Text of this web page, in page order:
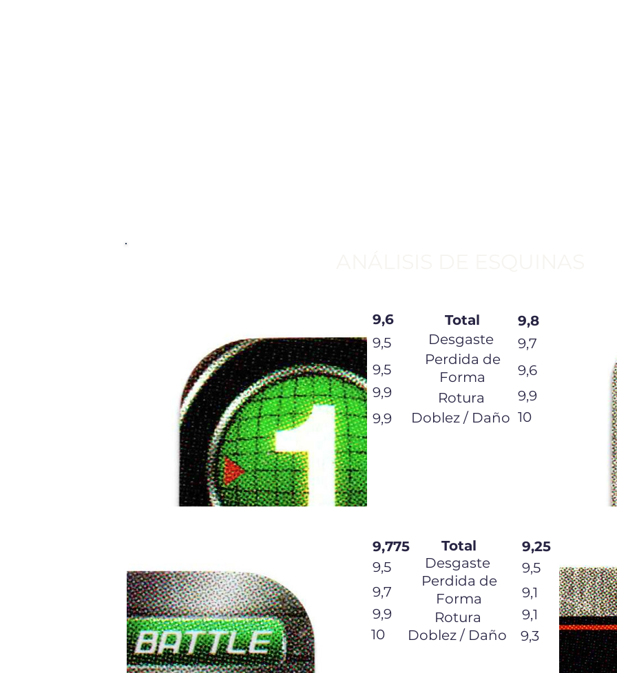
9,6
Total
9,5
Desgaste
Perdida de
Forma
9,5
9,9
Rotura
Doblez / Daño
9,9
9,8
9,7
9,6
9,9
10
9,775
Total
9,5
Desgaste
Perdida de
Forma
9,7
9,9
Rotura
10
Doblez / Daño
9,25
9,5
9,1
9,1
9,3